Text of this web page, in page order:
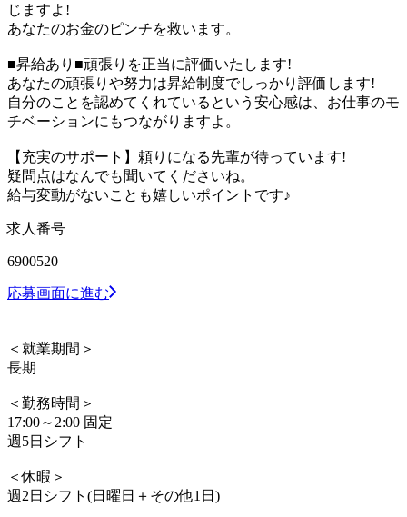
じますよ!
あなたのお金のピンチを救います。
■昇給あり■頑張りを正当に評価いたします!
あなたの頑張りや努力は昇給制度でしっかり評価します!
自分のことを認めてくれているという安心感は、お仕事のモ
チベーションにもつながりますよ。
【充実のサポート】頼りになる先輩が待っています!
疑問点はなんでも聞いてくださいね。
給与変動がないことも嬉しいポイントです♪
求人番号
6900520
応募画面に進む
＜就業期間＞
長期
＜勤務時間＞
17:00～2:00 固定
週5日シフト
＜休暇＞
週2日シフト(日曜日＋その他1日)